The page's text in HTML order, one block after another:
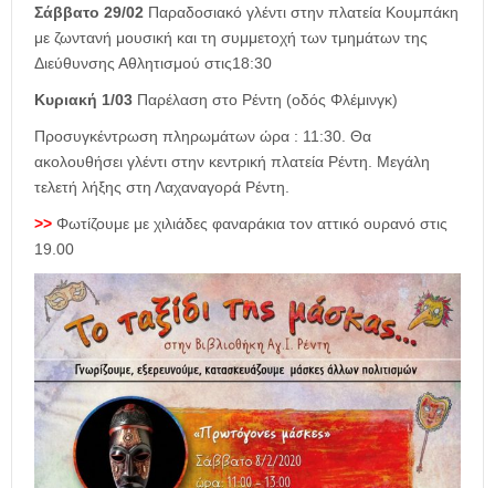
Σάββατο 29/02 Παραδοσιακό γλέντι στην πλατεία Κουμπάκη
με ζωντανή μουσική και τη συμμετοχή των τμημάτων της
Διεύθυνσης Αθλητισμού στις18:30
Κυριακή 1/03 Παρέλαση στο Ρέντη (οδός Φλέμινγκ)
Προσυγκέντρωση πληρωμάτων ώρα : 11:30. Θα
ακολουθήσει γλέντι στην κεντρική πλατεία Ρέντη. Μεγάλη
τελετή λήξης στη Λαχαναγορά Ρέντη.
>> Φωτίζουμε με χιλιάδες φαναράκια τον αττικό ουρανό στις
19.00